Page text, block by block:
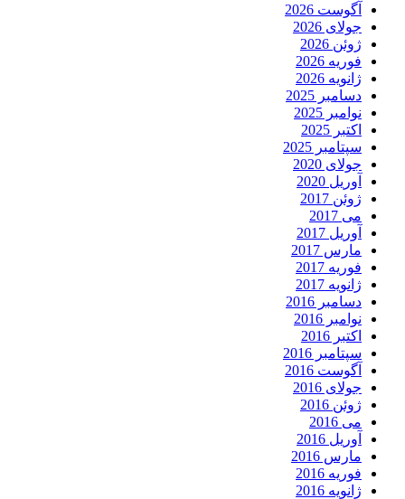
آگوست 2026
جولای 2026
ژوئن 2026
فوریه 2026
ژانویه 2026
دسامبر 2025
نوامبر 2025
اکتبر 2025
سپتامبر 2025
جولای 2020
آوریل 2020
ژوئن 2017
می 2017
آوریل 2017
مارس 2017
فوریه 2017
ژانویه 2017
دسامبر 2016
نوامبر 2016
اکتبر 2016
سپتامبر 2016
آگوست 2016
جولای 2016
ژوئن 2016
می 2016
آوریل 2016
مارس 2016
فوریه 2016
ژانویه 2016